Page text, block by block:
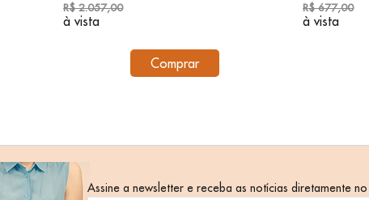
R$ 2.057,00
à vista
Comprar
R$ 677,00
à vista
Assine a newsletter e receba as notícias diretamente no